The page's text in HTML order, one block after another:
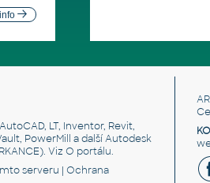
LT, Inventor, Revit,
PowerMill a další Autodesk
Viz O portálu.
serveru | Ochrana